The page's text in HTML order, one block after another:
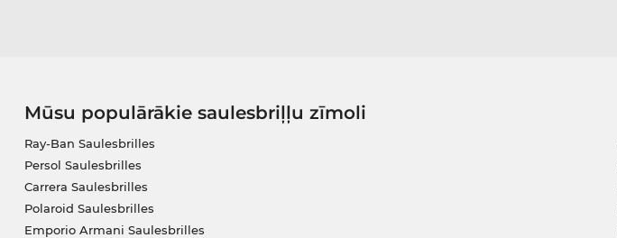
Mūsu populārākie saulesbriļļu zīmoli
Ray-Ban Saulesbrilles
Persol Saulesbrilles
Carrera Saulesbrilles
Polaroid Saulesbrilles
Emporio Armani Saulesbrilles